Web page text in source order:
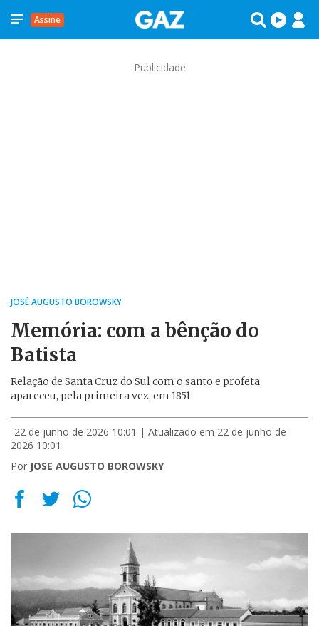
Assine
Publicidade
JOSÉ AUGUSTO BOROWSKY
Memória: com a bênção do
Batista
Relação de Santa Cruz do Sul com o santo e profeta
apareceu, pela primeira vez, em 1851
22 de junho de 2026 10:01 | Atualizado em 22 de junho de
2026 10:01
Por JOSE AUGUSTO BOROWSKY